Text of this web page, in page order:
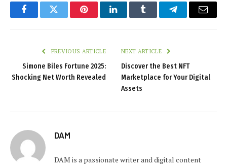
FacebookTwitter PinterestLinkedInTumblr TelegramEmail
PREVIOUS ARTICLE
Simone Biles Fortune 2025:
Shocking Net Worth Revealed
NEXT ARTICLE
Discover the Best NFT
Marketplace for Your Digital
Assets
DAM
DAM is a passionate writer and digital content